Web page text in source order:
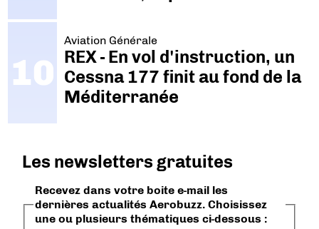
Aviation Générale
REX - En vol d'instruction, un
Cessna 177 finit au fond de la
Méditerranée
Les newsletters gratuites
Recevez dans votre boite e-mail les
dernières actualités Aerobuzz. Choisissez
une ou plusieurs thématiques ci-dessous :